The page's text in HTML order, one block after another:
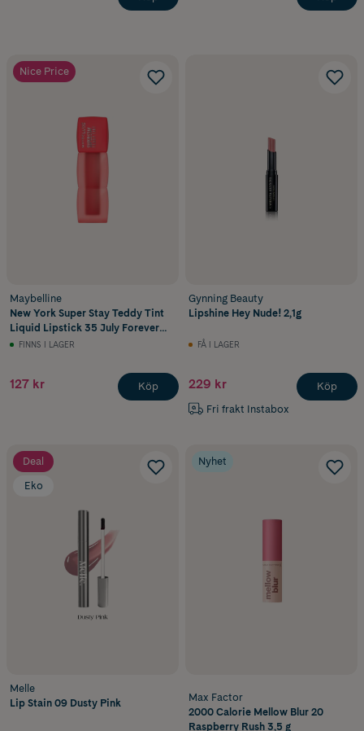
Nice Price
Maybelline
New York Super Stay Teddy Tint
Liquid Lipstick 35 July Forever
5 mlFINNS I LAGER
127 kr Köp
Gynning Beauty
Lipshine Hey Nude! 2,1g
FÅ I LAGER
229 kr
Fri frakt Instabox
Köp
Deal
Eko
Melle
Lip Stain 09 Dusty Pink
Nyhet
Max Factor
2000 Calorie Mellow Blur 20
Raspberry Rush 3,5 g